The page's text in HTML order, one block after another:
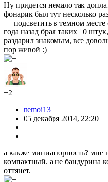
Ну придется немало так
фонарик был тут несколько
— подсветить в темном месте
года назад брал таких 10
раздарил знакомым, все
пор живой :)
+2
nemoi13
05 декабря 2014, 22:20
а какже миниатюрность? мне
компактный. а не бандурина
оттянет.